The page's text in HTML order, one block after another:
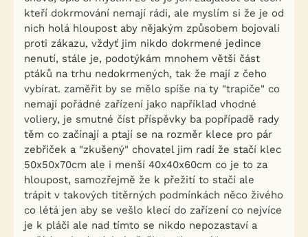
kteří dokrmování nemají rádi, ale myslím si že je od
nich holá hloupost aby nějakým způsobem bojovali
proti zákazu, vždyť jim nikdo dokrmené jedince
nenutí, stále je, podotýkám mnohem větší část
ptáků na trhu nedokrmených, tak že mají z čeho
vybírat. zaměřit by se mělo spíše na ty "trapiče" co
nemají pořádné zařízení jako například vhodné
voliery, je smutné číst příspěvky ba popřípadě rady
těm co začínají a ptají se na rozměr klece pro pár
zebřiček a "zkušený" chovatel jim radí že stačí klec
50x50x70cm ale i menší 40x40x60cm co je to za
hloupost, samozřejmě že k přežití to stačí ale
trápit v takových titěrných podmínkách něco živého
co létá jen aby se vešlo klecí do zařízení co nejvíce
je k pláči ale nad tímto se nikdo nepozastaví a